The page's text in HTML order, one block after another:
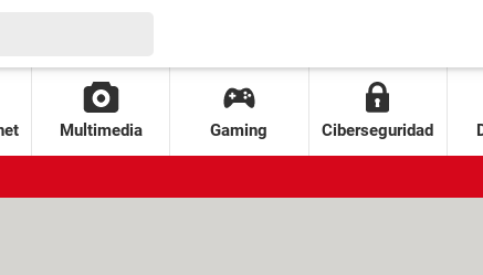
Multimedia Gaming Ciberseguridad